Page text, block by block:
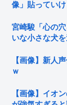
像」貼ってい
宮崎駿「心の
いな小さな犬
【画像】新人
ｗ
【画像】イオ